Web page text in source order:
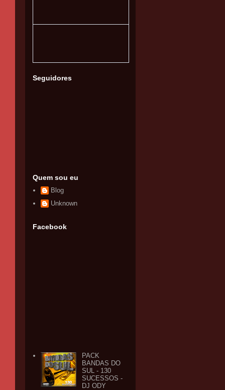
Seguidores
Quem sou eu
Blog
Unknown
Facebook
PACK
BANDAS DO
SUL - 130
SUCESSOS -
DJ ODY